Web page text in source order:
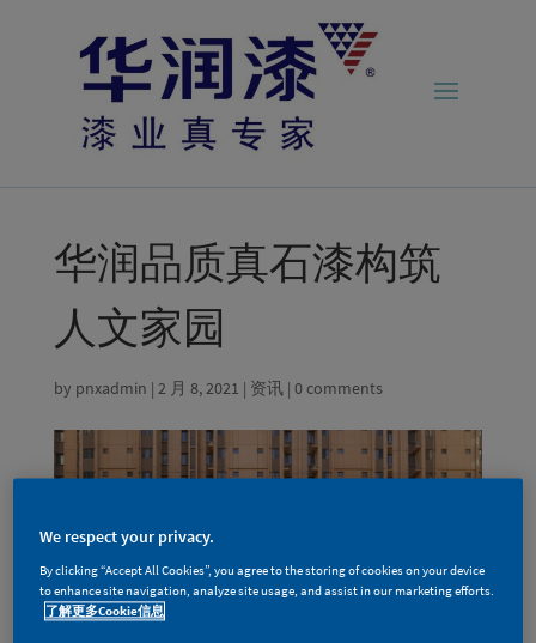
华润品质真石漆构筑
人文家园
by pnxadmin | 2 月 8, 2021 | 资讯| 0 comments
We respect your privacy.
By clicking “Accept All Cookies”, you agree to the storing of cookies on your device
to enhance site navigation, analyze site usage, and assist in our marketing efforts.
了解更多Cookie信息